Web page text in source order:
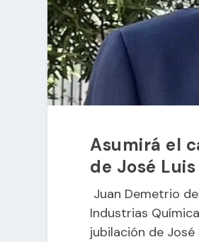
Asumirá el
de José
Juan Demetrio
Industrias
jubilación de